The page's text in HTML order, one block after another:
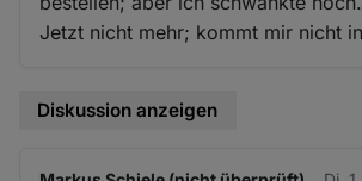
Jetzt nicht mehr; kommt mir nicht
Diskussion anzeigen